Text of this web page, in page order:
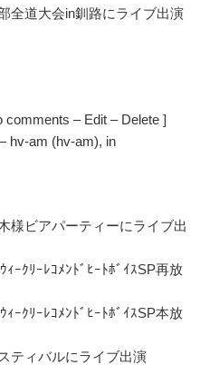
全道大会in釧路にライブ出演
comments – Edit – Delete ]
am (hv-am), in
様ビアパーティーにライブ出
ｰｸﾘｰﾚｺﾒﾝﾄﾞﾋｰﾄﾎﾞｲｽSP再放
ｰｸﾘｰﾚｺﾒﾝﾄﾞﾋｰﾄﾎﾞｲｽSP本放
ティバルにライブ出演